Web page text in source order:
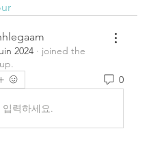
2024 · joined the
0
력하세요.